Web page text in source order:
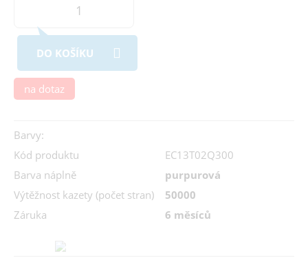
DO KOŠÍKU
na dotaz
Barvy:
Kód produktu
EC13T02Q300
Barva náplně
purpurová
Výtěžnost kazety (počet stran)
50000
Záruka
6 měsíců